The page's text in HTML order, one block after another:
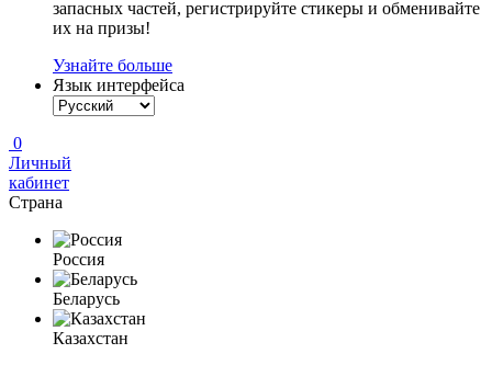
запасных частей, регистрируйте стикеры и обменивайте
их на призы!
Узнайте больше
Язык интерфейса
0
Личный
кабинет
Страна
Россия
Беларусь
Казахстан